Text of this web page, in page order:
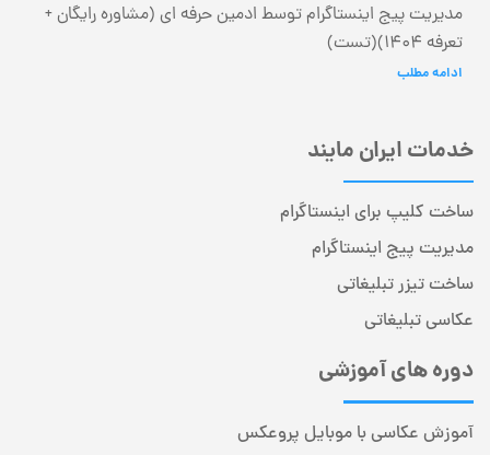
مدیریت پیج اینستاگرام توسط ادمین حرفه ای (مشاوره رایگان +
تعرفه 1404)(تست)
ادامه مطلب
خدمات ایران مایند
ساخت کلیپ برای اینستاگرام
مدیریت پیج اینستاگرام
ساخت تیزر تبلیغاتی
عکاسی تبلیغاتی
دوره های آموزشی
آموزش عکاسی با موبایل پروعکس